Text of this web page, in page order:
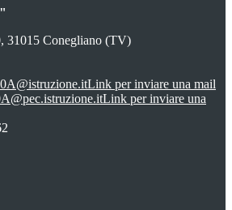
31015 Conegliano (TV)
Link per inviare una mail
Link per inviare una